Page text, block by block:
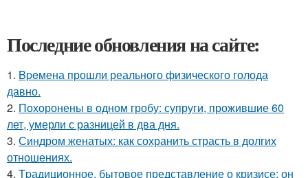
Последние обновления на сайте:
1. Bpeмена прошли реального физического голода
давно.
2. Похоронены в одном гробу: супруги, прожившие 60
лет, умерли с разницей в два дня.
3. Синдром женатых: как сохранить страсть в долгих
отношениях.
4. Tpадиционное, бытовое представление о кризисе: он